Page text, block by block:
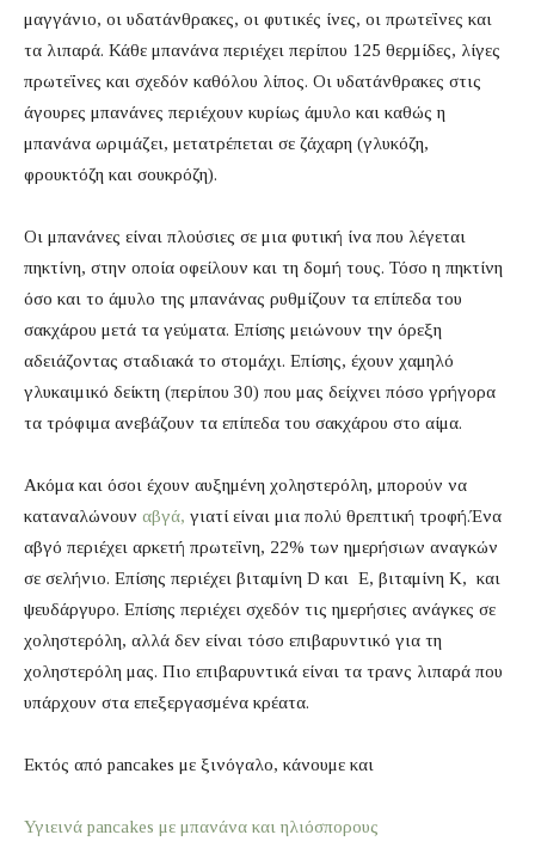
μαγγάνιο, οι υδατάνθρακες, οι φυτικές ίνες, οι πρωτεΐνες και
τα λιπαρά. Κάθε μπανάνα περιέχει περίπου 125 θερμίδες, λίγες
πρωτεΐνες και σχεδόν καθόλου λίπος. Οι υδατάνθρακες στις
άγουρες μπανάνες περιέχουν κυρίως άμυλο και καθώς η
μπανάνα ωριμάζει, μετατρέπεται σε ζάχαρη (γλυκόζη,
φρουκτόζη και σουκρόζη).
Οι μπανάνες είναι πλούσιες σε μια φυτική ίνα που λέγεται
πηκτίνη, στην οποία οφείλουν και τη δομή τους. Τόσο η πηκτίνη
όσο και το άμυλο της μπανάνας ρυθμίζουν τα επίπεδα του
σακχάρου μετά τα γεύματα. Επίσης μειώνουν την όρεξη
αδειάζοντας σταδιακά το στομάχι. Επίσης, έχουν χαμηλό
γλυκαιμικό δείκτη (περίπου 30) που μας δείχνει πόσο γρήγορα
τα τρόφιμα ανεβάζουν τα επίπεδα του σακχάρου στο αίμα.
Ακόμα και όσοι έχουν αυξημένη χοληστερόλη, μπορούν να
καταναλώνουν αβγά, γιατί είναι μια πολύ θρεπτική τροφή.Ένα
αβγό περιέχει αρκετή πρωτεΐνη, 22% των ημερήσιων αναγκών
σε σελήνιο. Επίσης περιέχει βιταμίνη D και Ε, βιταμίνη Κ, και
ψευδάργυρο. Επίσης περιέχει σχεδόν τις ημερήσιες ανάγκες σε
χοληστερόλη, αλλά δεν είναι τόσο επιβαρυντικό για τη
χοληστερόλη μας. Πιο επιβαρυντικά είναι τα τρανς λιπαρά που
υπάρχουν στα επεξεργασμένα κρέατα.
Εκτός από pancakes με ξινόγαλο, κάνουμε και
Υγιεινά pancakes με μπανάνα και ηλιόσπορους